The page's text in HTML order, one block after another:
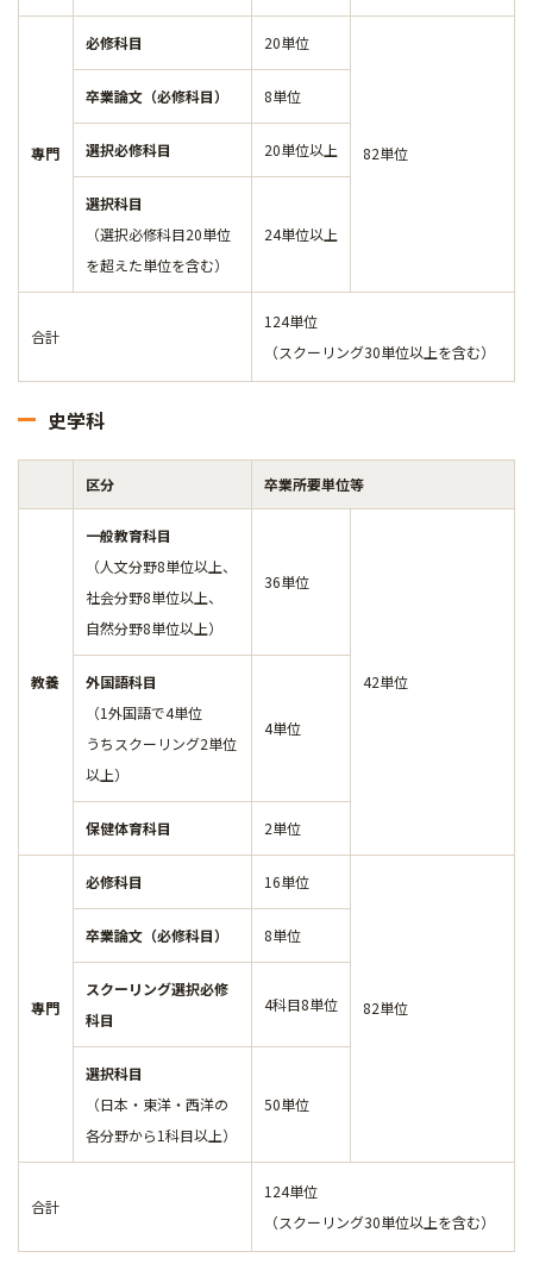
專門
必修科目 20単位
82単位
卒業論文（必修科目） 8単位
選択必修科目 20単位以上
選択科目
（選択必修科目20単位
を超えた単位を含む）
24単位以上
合計
124単位
（スクーリング30単位以上を含む）
史学科
区分 卒業所要単位等
教養
一般教育科目
（人文分野8単位以上、
社会分野8単位以上、
自然分野8単位以上）
36単位
42単位
外国語科目
（1外国語で4単位
うちスクーリング2単位
以上）
4単位
保健体育科目 2単位
專門
必修科目 16単位
82単位
卒業論文（必修科目） 8単位
スクーリング選択必修
科目
4科目8単位
選択科目
（日本・東洋・西洋の
各分野から1科目以上）
50単位
合計
124単位
（スクーリング30単位以上を含む）